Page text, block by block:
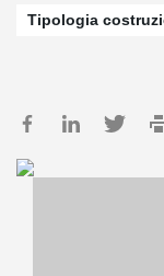
Tipologia